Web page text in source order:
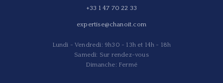
+33 1 47 70 22 33
expertise@chanoit.com
Lundi - Vendredi: 9h30 - 13h et 14h - 18h
Samedi: Sur rendez-vous
Dimanche: Fermé